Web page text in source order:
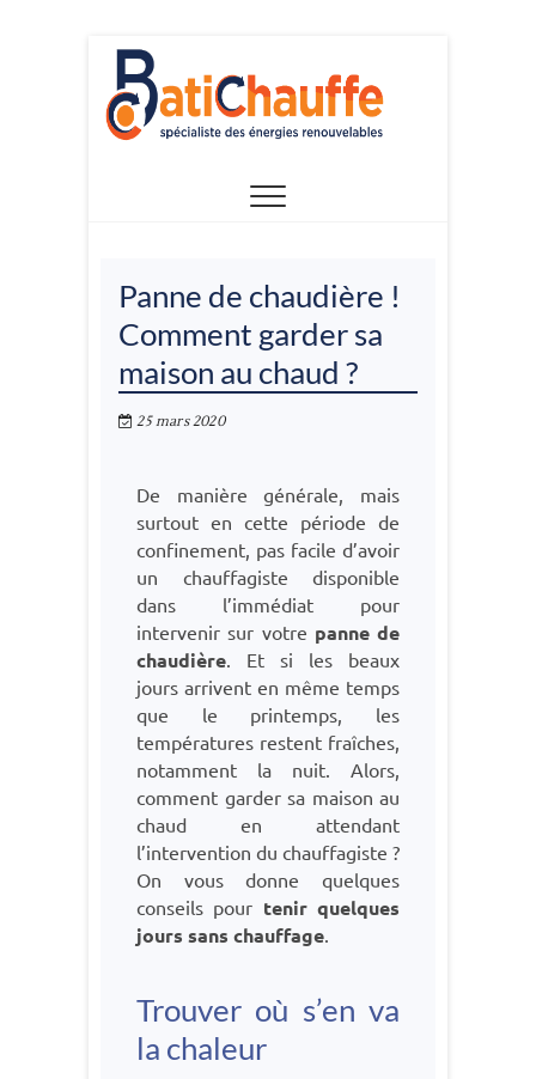
Skip
content
Panne de chaudière !
Comment garder sa
maison au chaud ?
25 mars 2020
De manière générale, mais
surtout en cette période de
confinement, pas facile d’avoir
un chauffagiste disponible
dans l’immédiat pour
intervenir sur votre panne de
chaudière. Et si les beaux
jours arrivent en même temps
que le printemps, les
températures restent fraîches,
notamment la nuit. Alors,
comment garder sa maison au
chaud en attendant
l’intervention du chauffagiste ?
On vous donne quelques
conseils pour tenir quelques
jours sans chauffage.
Trouver où s’en va
la chaleur